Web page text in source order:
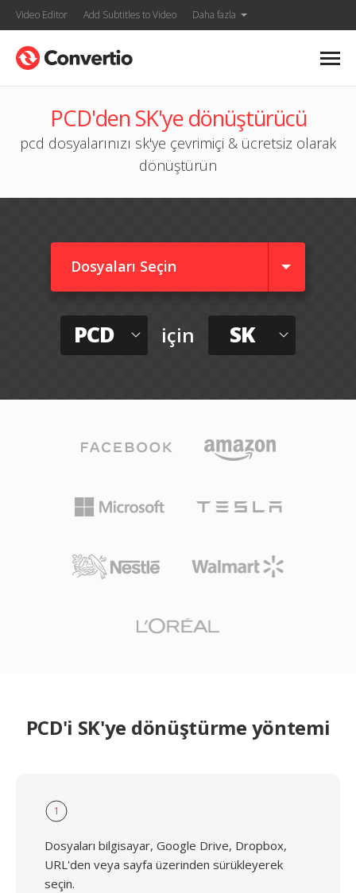
Video Editor Add Subtitles to Video Daha fazla
PCD'den SK'ye dönüştürücü
pcd dosyalarınızı sk'ye çevrimiçi & ücretsiz olarak
dönüştürün
Dosyaları Seçin
PCD için SK
PCD'i SK'ye dönüştürme yöntemi
1
Dosyaları bilgisayar, Google Drive, Dropbox,
URL'den veya sayfa üzerinden sürükleyerek
seçin.